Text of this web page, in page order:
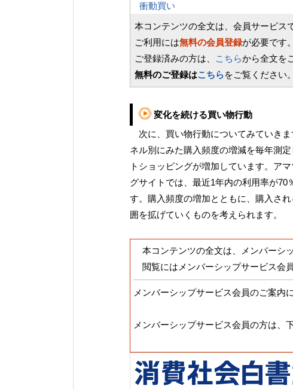
衝動買い
本コンテンツの全文は、会員サービス
ご利用には無料の会員登録が必要です。
ご登録済みの方は、
こちらから全文を
無料のご登録はこちらをご覧ください。
変化を続ける買い物行動
次に、買い物行動についてみていき
ネル別にみた購入頻度の増減を毎年測
トショッピングが増加しています。ア
グサイトでは、最近1年内の利用率が70
す。購入頻度の増加とともに、購入さ
囲を拡げていくものを考えられます。
本コンテンツの全文は、メンバーシ
閲覧にはメンバーシップサービス会
メンバーシップサービス会員のご案内
メンバーシップサービス会員の方は、